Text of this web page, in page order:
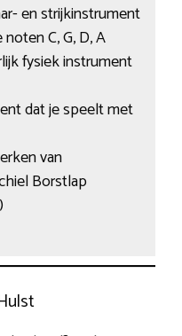
en strijkinstrument
C, G, D, A
fysiek instrument
dat je speelt met
van
Borstlap